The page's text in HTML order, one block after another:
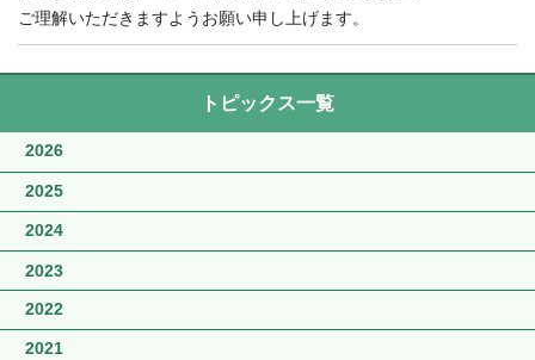
ご理解いただきますようお願い申し上げます。
トピックス一覧
2026
2025
2024
2023
2022
2021